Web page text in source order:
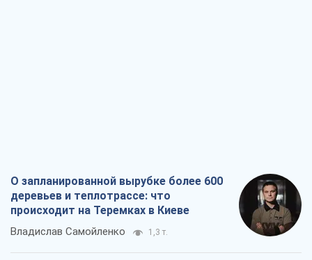
О запланированной вырубке более 600
деревьев и теплотрассе: что
происходит на Теремках в Киеве
Владислав Самойленко 1,3 т.